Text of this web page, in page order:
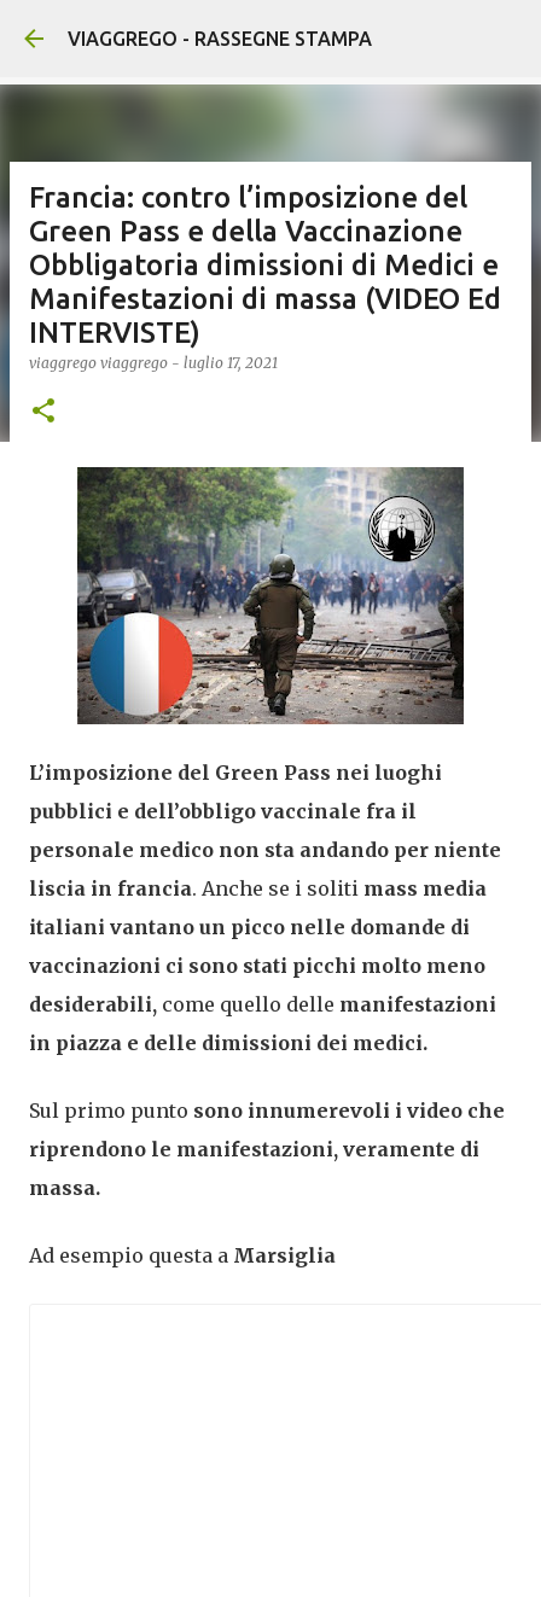
Passa ai contenuti principali
VIAGGREGO - RASSEGNE STAMPA
Francia: contro l’imposizione del
Green Pass e della Vaccinazione
Obbligatoria dimissioni di Medici e
Manifestazioni di massa (VIDEO Ed
INTERVISTE)
viaggrego viaggrego - luglio 17, 2021
L’imposizione del Green Pass nei luoghi
pubblici e dell’obbligo vaccinale fra il
personale medico non sta andando per niente
liscia in francia. Anche se i soliti mass media
italiani vantano un picco nelle domande di
vaccinazioni ci sono stati picchi molto meno
desiderabili, come quello delle manifestazioni
in piazza e delle dimissioni dei medici.
Sul primo punto sono innumerevoli i video che
riprendono le manifestazioni, veramente di
massa.
Ad esempio questa a Marsiglia